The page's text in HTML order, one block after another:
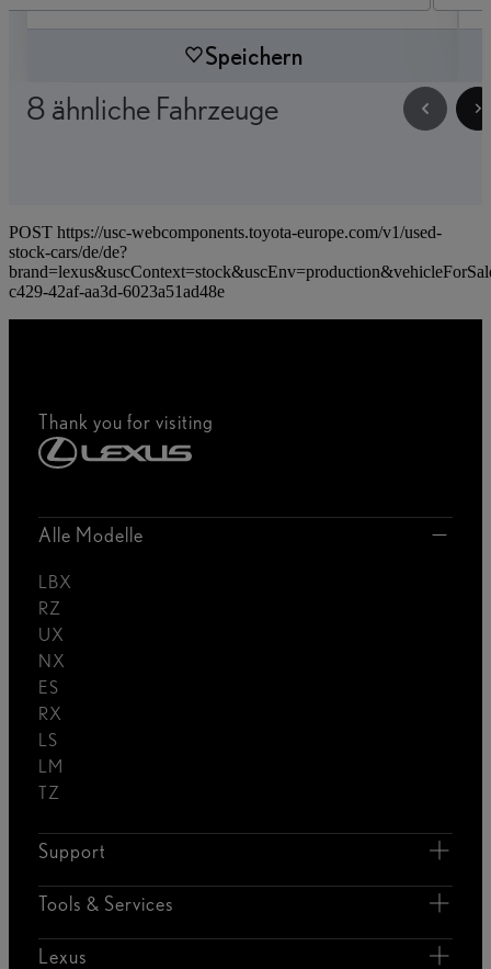
Speichern
8 ähnliche Fahrzeuge
POST https://usc-webcomponents.toyota-europe.com/v1/used-
stock-cars/de/de?
c429-42af-aa3d-6023a51ad48e
Thank you for visiting
Alle Modelle
LBX
RZ
UX
NX
ES
RX
LS
LM
TZ
Support
Tools & Services
Lexus